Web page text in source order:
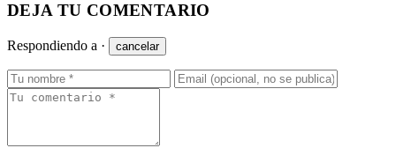
DEJA TU COMENTARIO
Respondiendo a · cancelar